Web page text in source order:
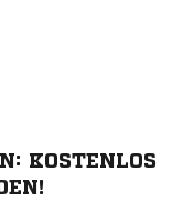
KOSTENLOS